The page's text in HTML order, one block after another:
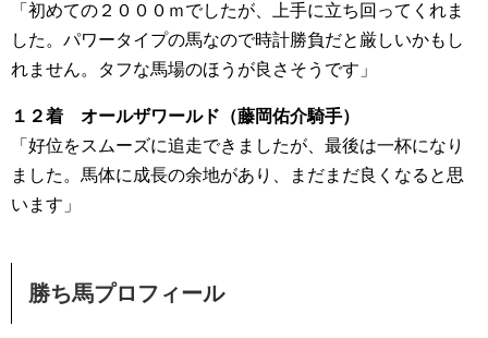
「初めての２０００ｍでしたが、上手に立ち回ってくれま
した。パワータイプの馬なので時計勝負だと厳しいかもし
れません。タフな馬場のほうが良さそうです」
１２着 オールザワールド（藤岡佑介騎手）
「好位をスムーズに追走できましたが、最後は一杯になり
ました。馬体に成長の余地があり、まだまだ良くなると思
います」
勝ち馬プロフィール